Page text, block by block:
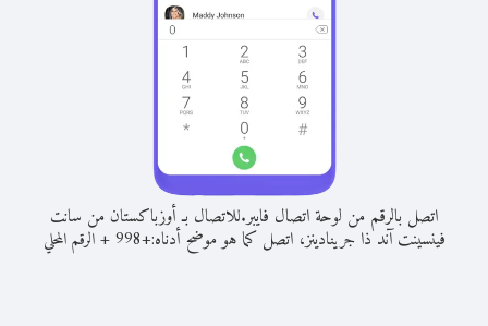
اتصل بالرقم من لوحة اتصال فايبر.للاتصال بـ أوزباكستان من سانت
فينسينت آند ذا جرينادينز، اتصل كما هو موضح أدناه:+
998
+الرقم المحلي